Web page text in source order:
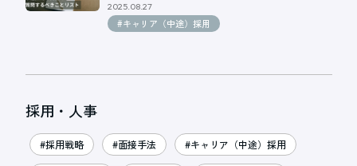
2025.08.27
#キャリア（中途）採用
採用・人事
#採用戦略 #面接手法 #キャリア（中途）採用